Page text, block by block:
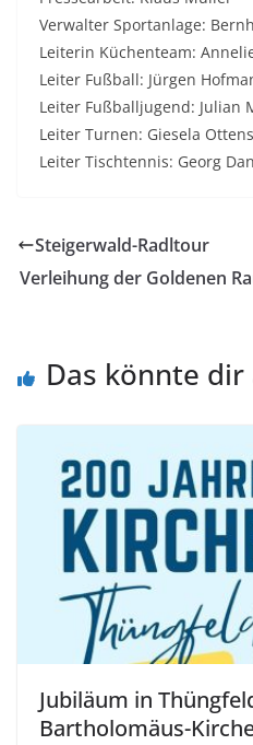
Verwalter Sportanlage:
Leiterin Küchenteam:
Leiter Fußball: Jürgen
Leiter Fußballjugend: Julian
Leiter Turnen: Giesela
Leiter Tischtennis: Georg
Steigerwald-Radltour
Verleihung der Goldenen
Das könnte
Jubiläum in
Bartholomäus-